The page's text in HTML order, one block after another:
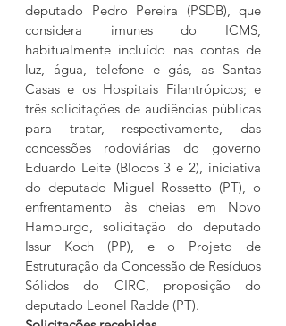
deputado Pedro Pereira (PSDB), que
considera imunes do ICMS,
habitualmente incluído nas contas de
luz, água, telefone e gás, as Santas
Casas e os Hospitais Filantrópicos; e
três solicitações de audiências públicas
para tratar, respectivamente, das
concessões rodoviárias do governo
Eduardo Leite (Blocos 3 e 2), iniciativa
do deputado Miguel Rossetto (PT), o
enfrentamento às cheias em Novo
Hamburgo, solicitação do deputado
Issur Koch (PP), e o Projeto de
Estruturação da Concessão de Resíduos
Sólidos do CIRC, proposição do
deputado Leonel Radde (PT).